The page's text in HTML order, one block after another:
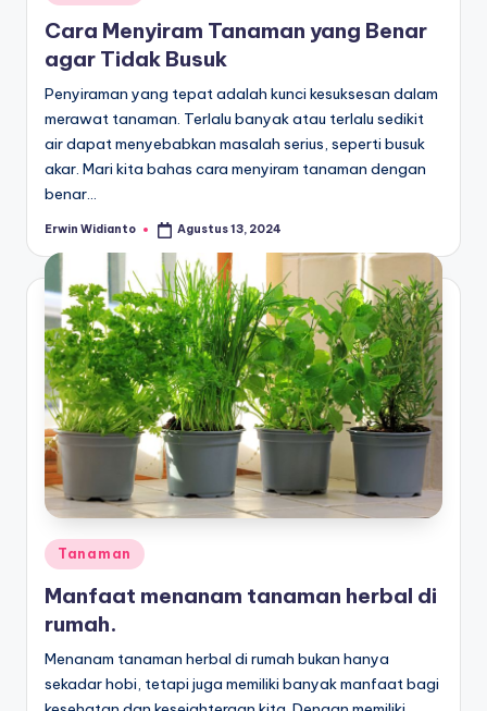
in
Cara Menyiram Tanaman yang Benar
agar Tidak Busuk
Penyiraman yang tepat adalah kunci kesuksesan dalam
merawat tanaman. Terlalu banyak atau terlalu sedikit
air dapat menyebabkan masalah serius, seperti busuk
akar. Mari kita bahas cara menyiram tanaman dengan
benar…
Posted
Erwin Widianto Agustus 13, 2024
Posted
in
Tanaman
Manfaat menanam tanaman herbal di
rumah.
Menanam tanaman herbal di rumah bukan hanya
sekadar hobi, tetapi juga memiliki banyak manfaat bagi